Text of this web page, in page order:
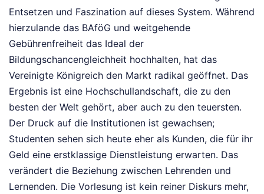
Entsetzen und Faszination auf dieses System. Während
hierzulande das BAföG und weitgehende
Gebührenfreiheit das Ideal der
Bildungschancengleichheit hochhalten, hat das
Vereinigte Königreich den Markt radikal geöffnet. Das
Ergebnis ist eine Hochschullandschaft, die zu den
besten der Welt gehört, aber auch zu den teuersten.
Der Druck auf die Institutionen ist gewachsen;
Studenten sehen sich heute eher als Kunden, die für ihr
Geld eine erstklassige Dienstleistung erwarten. Das
verändert die Beziehung zwischen Lehrenden und
Lernenden. Die Vorlesung ist kein reiner Diskurs mehr,